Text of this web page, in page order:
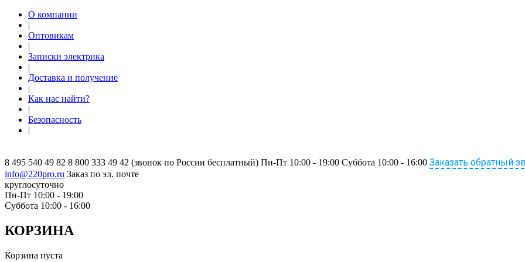
О компании
|
Оптовикам
|
Записки электрика
|
Доставка и получение
|
Как нас найти?
|
Безопасность
|
8 495 540 49 82 8 800 333 49 42 (звонок по России бесплатный) Пн-Пт 10:00 - 19:00 Суббота 10:00 - 16:00 Заказать обратный
info@220pro.ru Заказ по эл. почте
круглосуточно
Пн-Пт 10:00 - 19:00
Суббота 10:00 - 16:00
КОРЗИНА
Корзина пуста